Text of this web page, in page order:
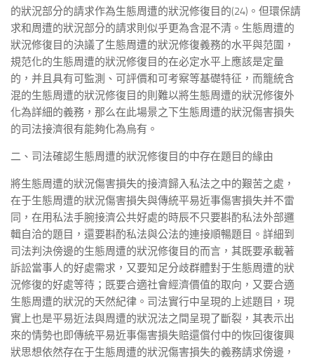
的狀況部分的請求作為生態周遭的狀況修復目的(24)。但環保請
求和周遭的狀況部分的請求則似乎更為含混不清。生態周遭的
狀況修復目的決議了生態周遭的狀況修復義務的水平與范圍，
規范化的生態周遭的狀況修復目的在必定水平上應該是定量
的，并且具有可監測、可評價和可考察等基礎特征，而籠統含
混的生態周遭的狀況修復目的則難以將生態周遭的狀況修復外
化為詳細的義務，那么在此場景之下生態周遭的狀況傷害損失
的司法接濟很有能夠化為烏有。
二、司法確認生態周遭的狀況修復目的中存在題目的緣由
將生態周遭的狀況傷害損失的接濟歸入私法之中的艱苦之處，
在于生態周遭的狀況傷害損失與傳統平易近事傷害損失并不雷
同，在用私法手腕接濟公共好處的時辰不只要斟酌私法外部邏
輯自洽的題目，還要斟酌私法與公法的連接順暢題目。詳細到
司法判決傍邊的生態周遭的狀況修復目的而言，其既要承載著
訴訟當事人的好處需求，又要知足分歧群體對于生態周遭的狀
況修復的好處等待；既要合適社會經濟價值的取向，又要合適
生態周遭的狀況的天然紀律。司法實行中呈現的上述題目，現
實上也是平易近法與周遭的狀況法之間呈現了斷裂，其表示出
來的情勢也即傳統平易近事傷害損失賠還償付中的恢回復復興
狀思想依然存在于生態周遭的狀況傷害損失的義務請求傍邊，